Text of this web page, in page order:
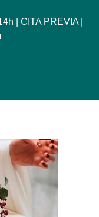
| CITA PREVIA |